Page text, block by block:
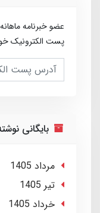
عضو خبرنامه
پست الکترونیک
بایگانی
مرداد 1405
تير 1405
خرداد 1405